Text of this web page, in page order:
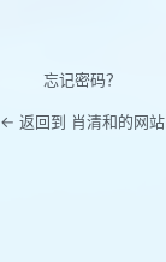
忘记密码？
← 返回到 肖清和的网站